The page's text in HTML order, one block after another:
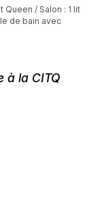
Queen / Salon : 1 lit
de bain avec
à la CITQ